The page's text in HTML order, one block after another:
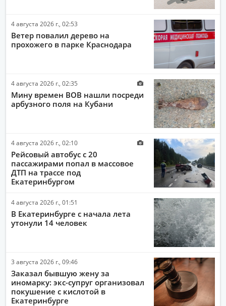
ИНТЕРНЕТ
РАБОТА И ДЕНЬГИ
4 августа 2026 г., 02:53
Ветер повалил дерево на
прохожего в парке Краснодара
4 августа 2026 г., 02:35
Мину времен ВОВ нашли посреди
арбузного поля на Кубани
4 августа 2026 г., 02:10
Рейсовый автобус с 20
пассажирами попал в массовое
ДТП на трассе под
Екатеринбургом
4 августа 2026 г., 01:51
В Екатеринбурге с начала лета
утонули 14 человек
3 августа 2026 г., 09:46
Заказал бывшую жену за
иномарку: экс-супруг организовал
покушение с кислотой в
Екатеринбурге